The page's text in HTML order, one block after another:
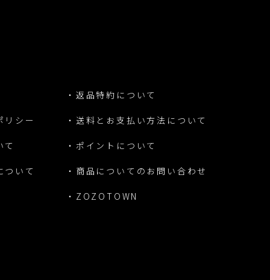
リシー
て
ついて
・返品特約について
・送料とお支払い方法について
・ポイントについて
・商品についてのお問い合わせ
・ZOZOTOWN